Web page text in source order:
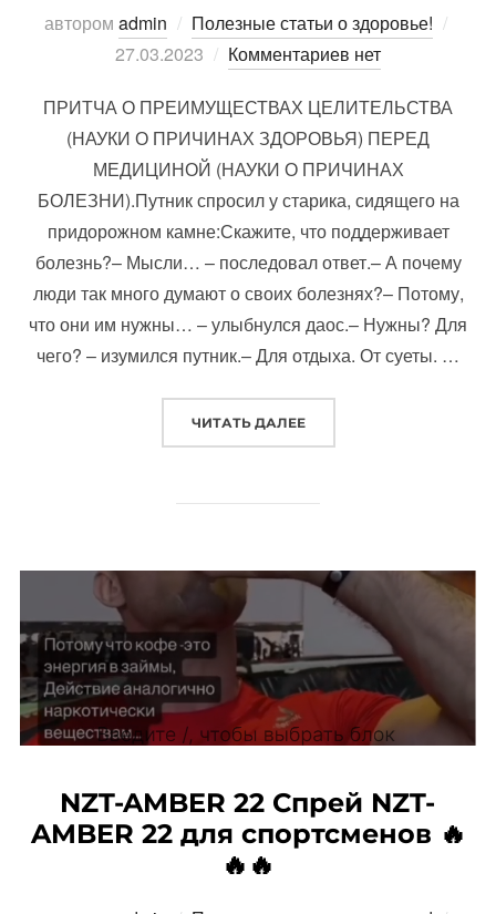
автором admin Полезные статьи о здоровье!
27.03.2023
Комментариев нет
ПРИТЧА О ПРЕИМУЩЕСТВАХ ЦЕЛИТЕЛЬСТВА
(НАУКИ О ПРИЧИНАХ ЗДОРОВЬЯ) ПЕРЕД
МЕДИЦИНОЙ (НАУКИ О ПРИЧИНАХ
БОЛЕЗНИ).Путник спросил у старика, сидящего на
придорожном камне:Скажите, что поддерживает
болезнь?– Мысли… – последовал ответ.– А почему
люди так много думают о своих болезнях?– Потому,
что они им нужны… – улыбнулся даос.– Нужны? Для
чего? – изумился путник.– Для отдыха. От суеты. …
ЧИТАТЬ ДАЛЕЕ«ПРИТЧА О
NZT-AMBER 22 Спрей NZT-
AMBER 22 для спортсменов 🔥
🔥🔥